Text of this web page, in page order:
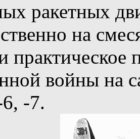
ракетных
на
войны на
-7.